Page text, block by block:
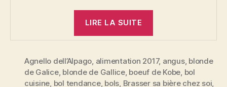
LIRE LA SUITE
2017 »
Agnello dell’Alpago alimentation 2017, angus, blonde
de Galice, blonde de Gallice, boeuf de Kobe bol
cuisine bol tendance, bols Brasser sa bière chez soi